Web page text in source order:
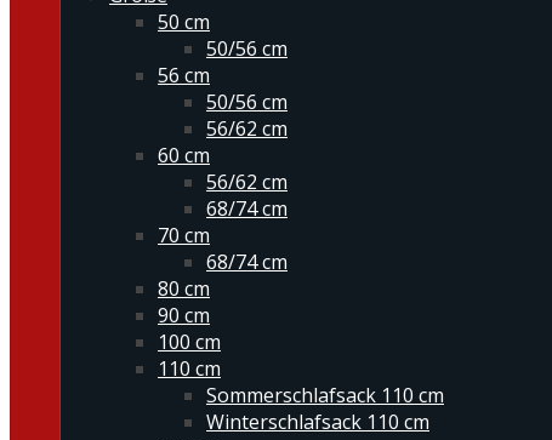
50 cm
50/56 cm
56 cm
50/56 cm
56/62 cm
60 cm
56/62 cm
68/74 cm
70 cm
68/74 cm
80 cm
90 cm
100 cm
110 cm
Sommerschlafsack 110 cm
Winterschlafsack 110 cm